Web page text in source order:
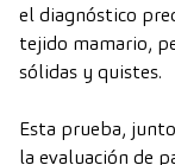
el diagnóstico
tejido mamario,
sólidas y quistes.
Esta prueba,
la evaluación de